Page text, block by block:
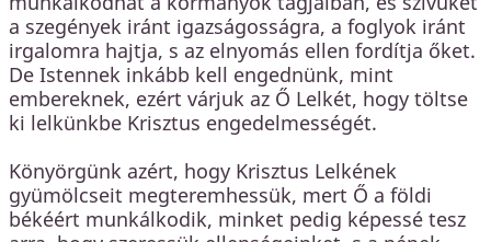
a szegények iránt igazságosságra, a foglyok iránt
irgalomra hajtja, s az elnyomás ellen fordítja őket.
De Istennek inkább kell engednünk, mint
embereknek, ezért várjuk az Ő Lelkét, hogy töltse
ki lelkünkbe Krisztus engedelmességét.
Könyörgünk azért, hogy Krisztus Lelkének
gyümölcseit megteremhessük, mert Ő a földi
békéért munkálkodik, minket pedig képessé tesz